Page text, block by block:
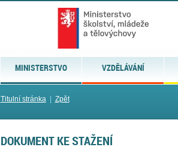
MINISTERSTVO VZDĚLÁVÁNÍ
Titulní stránka| Zpět
DOKUMENT KE STAŽENÍ